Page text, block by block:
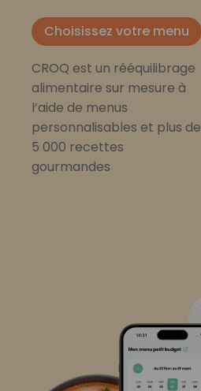
Choisissez votre menu
CROQ est un rééquilibrage
alimentaire sur mesure à
l’aide de menus
personnalisables et plus de
5 000 recettes
gourmandes